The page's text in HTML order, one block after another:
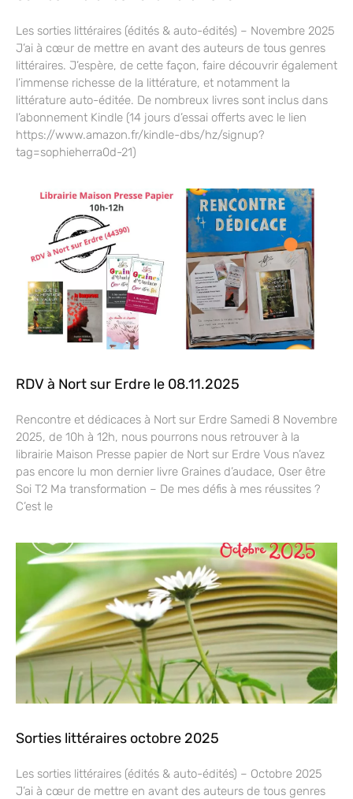
Les sorties littéraires (édités & auto-édités) – Novembre 2025
J’ai à cœur de mettre en avant des auteurs de tous genres
littéraires. J’espère, de cette façon, faire découvrir également
l’immense richesse de la littérature, et notamment la
littérature auto-éditée. De nombreux livres sont inclus dans
l’abonnement Kindle (14 jours d’essai offerts avec le lien
https://www.amazon.fr/kindle-dbs/hz/signup?
tag=sophieherra0d-21)
RDV à Nort sur Erdre le 08.11.2025
Rencontre et dédicaces à Nort sur Erdre Samedi 8 Novembre
2025, de 10h à 12h, nous pourrons nous retrouver à la
librairie Maison Presse papier de Nort sur Erdre Vous n’avez
pas encore lu mon dernier livre Graines d’audace, Oser être
Soi T2 Ma transformation – De mes défis à mes réussites ?
C’est le
Sorties littéraires octobre 2025
Les sorties littéraires (édités & auto-édités) – Octobre 2025
J’ai à cœur de mettre en avant des auteurs de tous genres